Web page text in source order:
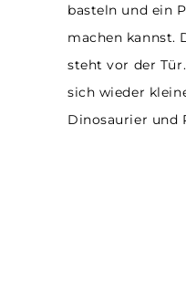
basteln und ein
machen kannst.
steht vor der
sich wieder
Dinosaurier und